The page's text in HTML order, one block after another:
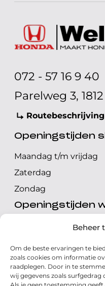
Beheer
Om de beste ervaringen te
zoals cookies om informatie
raadplegen. Door in te
wij gegevens zoals surfgedrag
072 - 57 16 9 40
Parelweg 3,
Routebeschrijving
Openingstijden
Maandag t/m vrijdag
Zaterdag
Zondag
Openingstijden
Maandag t/m vrijdag
Zondag
Volg ons